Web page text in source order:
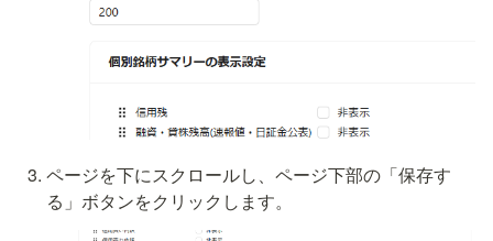
ページを下にスクロールし、ページ下部の「保存す
る」ボタンをクリックします。